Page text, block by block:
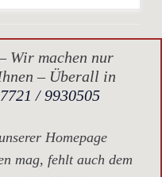
Wir machen nur
– Überall in
/ 9930505
Homepage
mag, fehlt auch dem